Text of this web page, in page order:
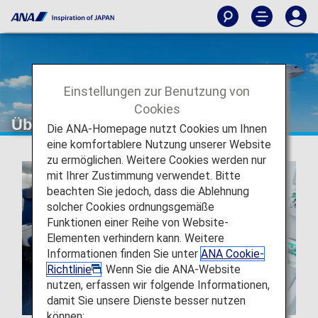
Über ANA
Einstellungen zur Benutzung von
Cookies
Die ANA-Homepage nutzt Cookies um Ihnen
eine komfortablere Nutzung unserer Website
zu ermöglichen. Weitere Cookies werden nur
mit Ihrer Zustimmung verwendet. Bitte
beachten Sie jedoch, dass die Ablehnung
solcher Cookies ordnungsgemäße
Funktionen einer Reihe von Website-
Elementen verhindern kann. Weitere
Informationen finden Sie unter ANA Cookie-
Richtlinie
. Wenn Sie die ANA-Website
nutzen, erfassen wir folgende Informationen,
damit Sie unsere Dienste besser nutzen